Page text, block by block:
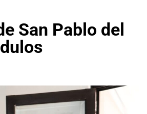
así pide disculpas el chalán de la
organizado y la DEA ya la tiene en la
a sus productos en México
San Pablo del